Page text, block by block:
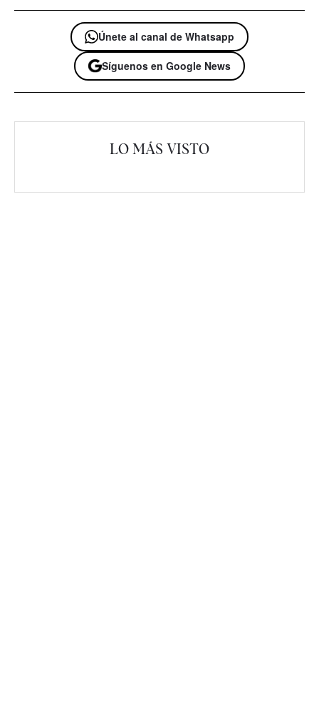
Únete al canal de Whatsapp
Síguenos en Google News
LO MÁS VISTO